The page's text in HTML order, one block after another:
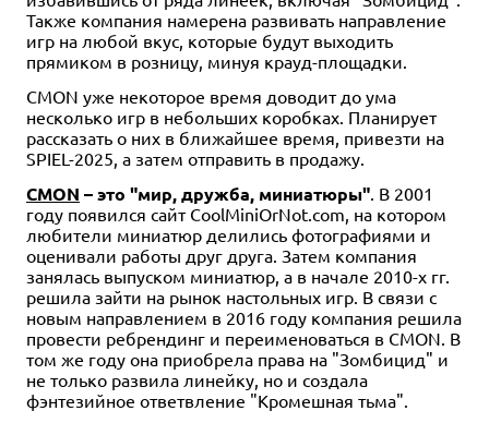
Также компания намерена развивать направление
игр на любой вкус, которые будут выходить
прямиком в розницу, минуя крауд-площадки.
CMON уже некоторое время доводит до ума
несколько игр в небольших коробках. Планирует
рассказать о них в ближайшее время, привезти на
SPIEL-2025, а затем отправить в продажу.
CMON – это "мир, дружба, миниатюры". В 2001
году появился сайт CoolMiniOrNot.com, на котором
любители миниатюр делились фотографиями и
оценивали работы друг друга. Затем компания
занялась выпуском миниатюр, а в начале 2010-х гг.
решила зайти на рынок настольных игр. В связи с
новым направлением в 2016 году компания решила
провести ребрендинг и переименоваться в CMON. В
том же году она приобрела права на "Зомбицид" и
не только развила линейку, но и создала
фэнтезийное ответвление "Кромешная тьма".